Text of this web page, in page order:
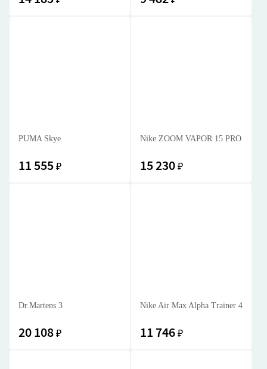
PUMA Skye
11 555 ₽
Nike ZOOM VAPOR 15 PRO
15 230 ₽
Dr.Martens 3
20 108 ₽
Nike Air Max Alpha Trainer 4
11 746 ₽